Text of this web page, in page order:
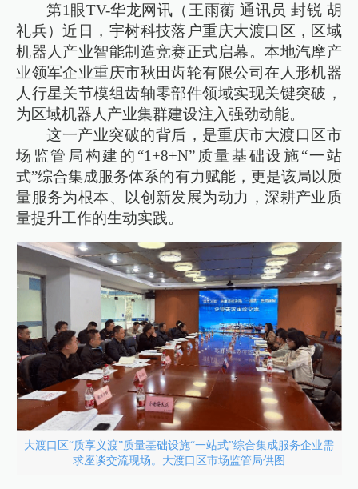
第1眼TV-华龙网讯（王雨蘅 通讯员 封锐 胡
礼兵）近日，宇树科技落户重庆大渡口区，区域
机器人产业智能制造竞赛正式启幕。本地汽摩产
业领军企业重庆市秋田齿轮有限公司在人形机器
人行星关节模组齿轴零部件领域实现关键突破，
为区域机器人产业集群建设注入强劲动能。
这一产业突破的背后，是重庆市大渡口区市
场监管局构建的“1+8+N”质量基础设施“一站
式”综合集成服务体系的有力赋能，更是该局以质
量服务为根本、以创新发展为动力，深耕产业质
量提升工作的生动实践。
大渡口区“质享义渡”质量基础设施“一站式”综合集成服务企业需
求座谈交流现场。大渡口区市场监管局供图